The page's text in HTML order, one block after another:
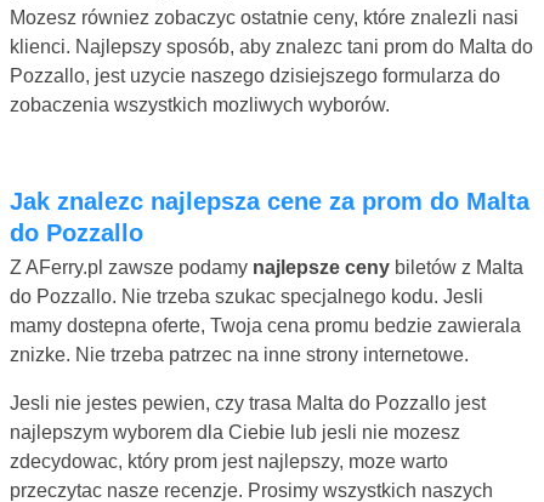
Mozesz równiez zobaczyc ostatnie ceny, które znalezli nasi
klienci. Najlepszy sposób, aby znalezc tani prom do Malta do
Pozzallo, jest uzycie naszego dzisiejszego formularza do
zobaczenia wszystkich mozliwych wyborów.
Jak znalezc najlepsza cene za prom do Malta
do Pozzallo
Z AFerry.pl zawsze podamy najlepsze ceny biletów z Malta
do Pozzallo. Nie trzeba szukac specjalnego kodu. Jesli
mamy dostepna oferte, Twoja cena promu bedzie zawierala
znizke. Nie trzeba patrzec na inne strony internetowe.
Jesli nie jestes pewien, czy trasa Malta do Pozzallo jest
najlepszym wyborem dla Ciebie lub jesli nie mozesz
zdecydowac, który prom jest najlepszy, moze warto
przeczytac nasze recenzje. Prosimy wszystkich naszych